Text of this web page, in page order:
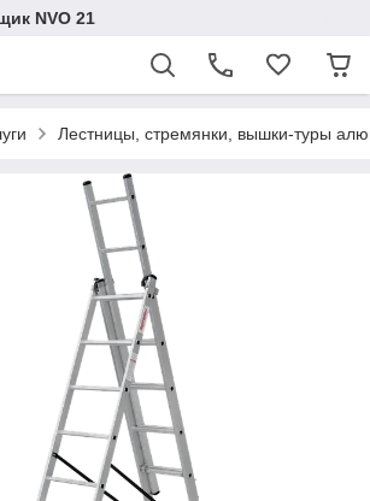
NVO 21
Лестницы, стремянки, вышки-туры